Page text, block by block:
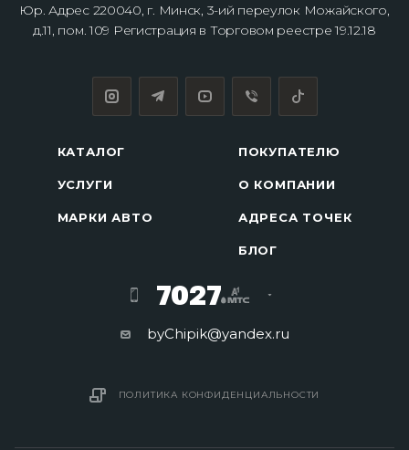
Юр. Адрес 220040, г. Минск, 3-ий переулок Можайского,
д.11, пом. 109 Регистрация в Торговом реестре 19.12.18
КАТАЛОГ
УСЛУГИ
МАРКИ АВТО
ПОКУПАТЕЛЮ
О КОМПАНИИ
АДРЕСА ТОЧЕК
БЛОГ
7027
byChipik@yandex.ru
ПОЛИТИКА КОНФИДЕНЦИАЛЬНОСТИ